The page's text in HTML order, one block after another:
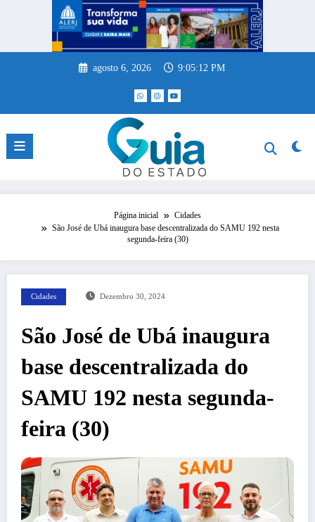
agosto 6, 2026 9:05:12 PM
Página inicial
Cidades
São José de Ubá inaugura base descentralizada do SAMU 192 nesta
segunda-feira (30)
Cidades Dezembro 30, 2024
São José de Ubá inaugura
base descentralizada do
SAMU 192 nesta segunda-
feira (30)